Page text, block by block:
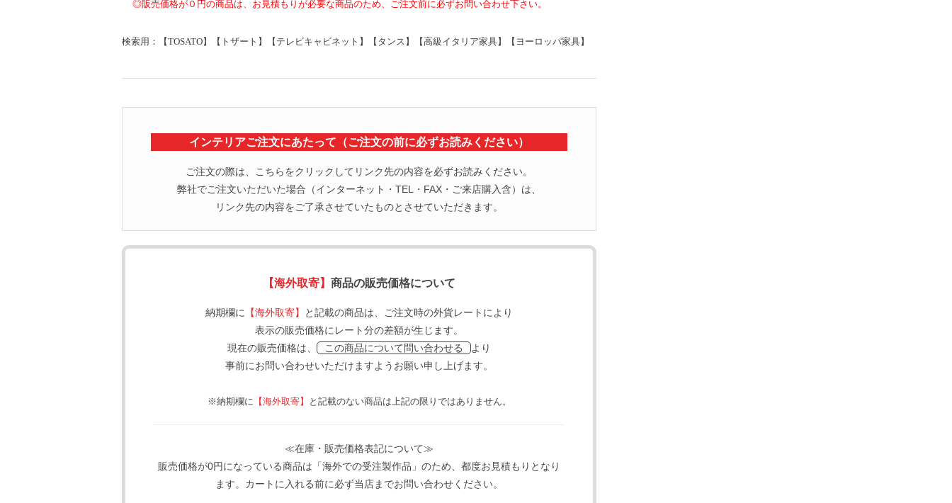
◎販売価格が０円の商品は、お見積もりが必要な商品のため、ご注文前に必ずお問い合わせ下さい。
検索用：【TOSATO】【トザート】【テレビキャビネット】【タンス】【高級イタリア家具】【ヨーロッパ家具】
インテリアご注文にあたって（ご注文の前に必ずお読みください）
ご注文の際は、こちらをクリックしてリンク先の内容を必ずお読みください。
弊社でご注文いただいた場合（インターネット・TEL・FAX・ご来店購入含）は、
リンク先の内容をご了承させていたものとさせていただきます。
【海外取寄】 商品の販売価格について
納期欄に 【海外取寄】
と記載の商品は、ご注文時の外貨レートにより
表示の販売価格にレート分の差額が生じます。
現在の販売価格は、
この商品について問い合わせる
より
事前にお問い合わせいただけますようお願い申し上げます。
※納期欄に 【海外取寄】 と記載のない商品は上記の限りではありません。
≪在庫・販売価格表記について≫
販売価格が0円になっている商品は「海外での受注製作品」のため、都度お見積もりとなり
ます。カートに入れる前に必ず当店までお問い合わせください。